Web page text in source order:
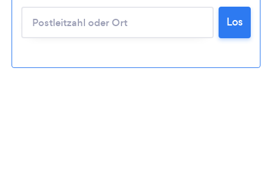
Lädt ... Los